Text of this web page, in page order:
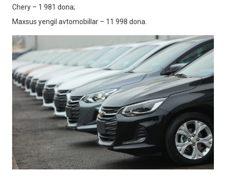
Chery – 1 981 dona;
Maxsus yengil avtomobillar – 11 998 dona.